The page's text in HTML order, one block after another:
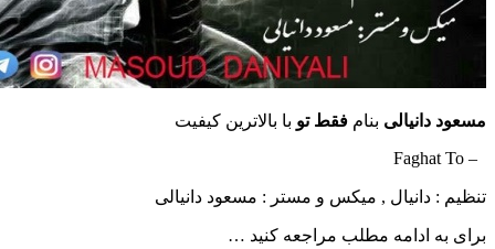
بنامفقط توبا بالاترین کیفیت
, میکس و مستر : مسعود دانیالی
ادامه مطلب مراجعه کنید …